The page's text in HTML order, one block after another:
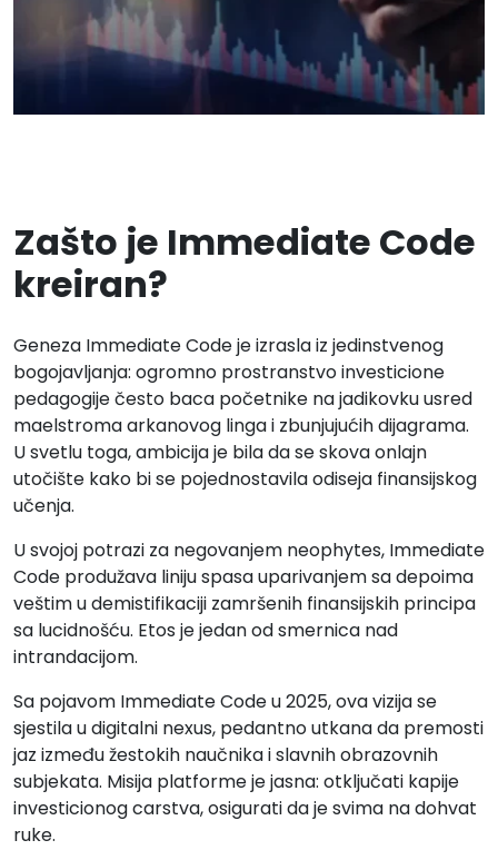
Zašto je Immediate Code
kreiran?
Geneza Immediate Code je izrasla iz jedinstvenog
bogojavljanja: ogromno prostranstvo investicione
pedagogije često baca početnike na jadikovku usred
maelstroma arkanovog linga i zbunjujućih dijagrama.
U svetlu toga, ambicija je bila da se skova onlajn
utočište kako bi se pojednostavila odiseja finansijskog
učenja.
U svojoj potrazi za negovanjem neophytes, Immediate
Code produžava liniju spasa uparivanjem sa depoima
veštim u demistifikaciji zamršenih finansijskih principa
sa lucidnošću. Etos je jedan od smernica nad
intrandacijom.
Sa pojavom Immediate Code u 2025, ova vizija se
sjestila u digitalni nexus, pedantno utkana da premosti
jaz između žestokih naučnika i slavnih obrazovnih
subjekata. Misija platforme je jasna: otključati kapije
investicionog carstva, osigurati da je svima na dohvat
ruke.